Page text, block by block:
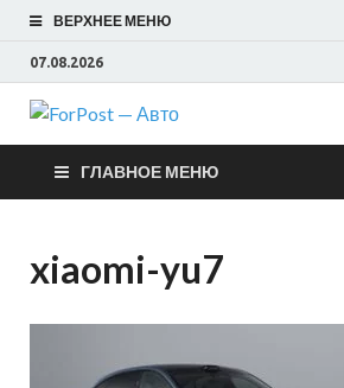
ВЕРХНЕЕ МЕНЮ
07.08.2026
Авто
ГЛАВНОЕ МЕНЮ
xiaomi-yu7